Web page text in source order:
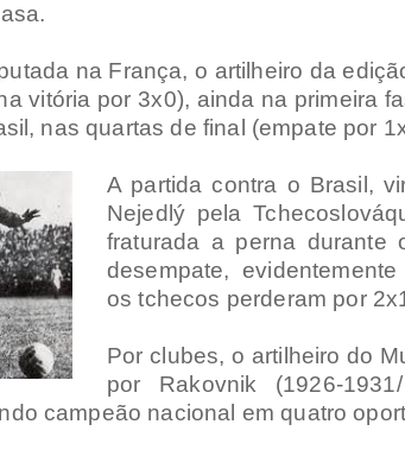
na França, o artilheiro da
vitória por 3x0), ainda na primeira
nas quartas de final (empate por
A partida contra o Brasil,
Nejedlý pela
fraturada a perna durante
desempate,
os tchecos perderam por
Por clubes, o artilheiro do
por Rakovnik (1926-
campeão nacional em quatro